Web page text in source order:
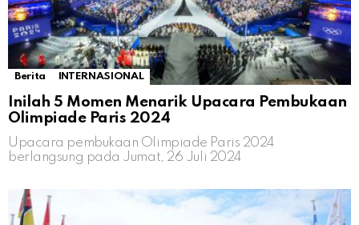
Berita INTERNASIONAL
Inilah 5 Momen Menarik Upacara Pembukaan
Olimpiade Paris 2024
Upacara pembukaan Olimpiade Paris 2024
berlangsung pada Jumat, 26 Juli 2024